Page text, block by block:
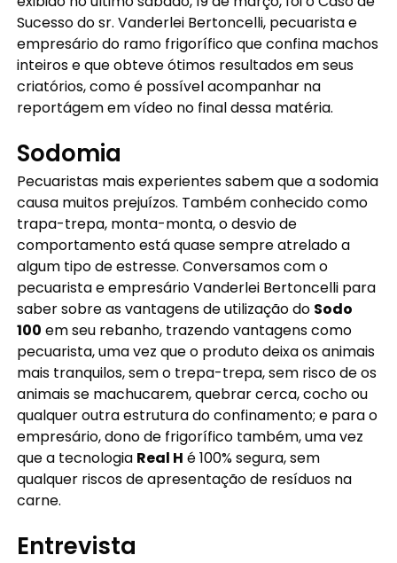
Sucesso do sr. Vanderlei Bertoncelli, pecuarista e
empresário do ramo frigorífico que confina machos
inteiros e que obteve ótimos resultados em seus
criatórios, como é possível acompanhar na
reportágem em vídeo no final dessa matéria.
Sodomia
Pecuaristas mais experientes sabem que a sodomia
causa muitos prejuízos. Também conhecido como
trapa-trepa, monta-monta, o desvio de
comportamento está quase sempre atrelado a
algum tipo de estresse. Conversamos com o
pecuarista e empresário Vanderlei Bertoncelli para
saber sobre as vantagens de utilização do Sodo
100 em seu rebanho, trazendo vantagens como
pecuarista, uma vez que o produto deixa os animais
mais tranquilos, sem o trepa-trepa, sem risco de os
animais se machucarem, quebrar cerca, cocho ou
qualquer outra estrutura do confinamento; e para o
empresário, dono de frigorífico também, uma vez
que a tecnologia Real H é 100% segura, sem
qualquer riscos de apresentação de resíduos na
carne.
Entrevista